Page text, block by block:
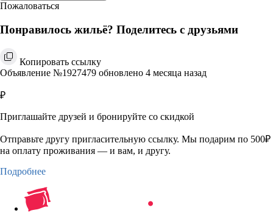
Пожаловаться
Понравилось жильё? Поделитесь с друзьями
Копировать ссылку
Объявление №1927479 обновлено 4 месяца назад
₽
Приглашайте друзей и бронируйте со скидкой
Отправьте другу пригласительную ссылку. Мы подарим по 500₽
на оплату проживания — и вам, и другу.
Подробнее